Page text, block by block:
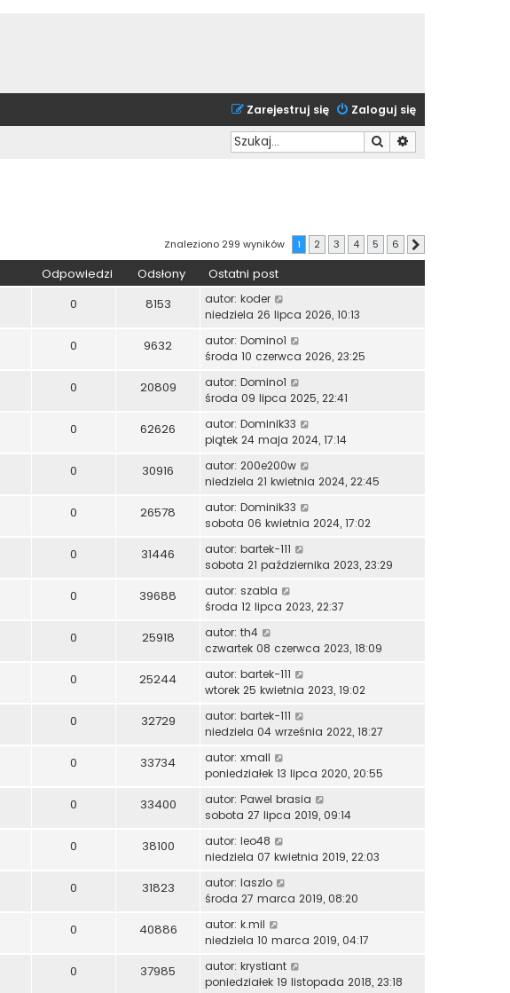
Zaloguj się
Zarejestruj się
Szukaj
Znaleziono 299 wyników 1 2 3 4 5 6
Odpowiedzi Odsłony Ostatni post
0 8153 autor: koder
niedziela 26 lipca 2026, 10:13
0 9632 autor: Domino1
środa 10 czerwca 2026, 23:25
0 20809 autor: Domino1
środa 09 lipca 2025, 22:41
0 62626 autor: Dominik33
piątek 24 maja 2024, 17:14
0 30916 autor: 200e200w
niedziela 21 kwietnia 2024, 22:45
0 26578 autor: Dominik33
sobota 06 kwietnia 2024, 17:02
0 31446 autor: bartek-111
sobota 21 października 2023, 23:29
0 39688 autor: szabla
środa 12 lipca 2023, 22:37
0 25918 autor: th4
czwartek 08 czerwca 2023, 18:09
0 25244 autor: bartek-111
wtorek 25 kwietnia 2023, 19:02
0 32729 autor: bartek-111
niedziela 04 września 2022, 18:27
0 33734 autor: xmall
poniedziałek 13 lipca 2020, 20:55
0 33400 autor: Pawel brasia
sobota 27 lipca 2019, 09:14
0 38100 autor: leo48
niedziela 07 kwietnia 2019, 22:03
0 31823 autor: laszlo
środa 27 marca 2019, 08:20
0 40886 autor: k.mil
niedziela 10 marca 2019, 04:17
0 37985 autor: krystiant
poniedziałek 19 listopada 2018, 23:18